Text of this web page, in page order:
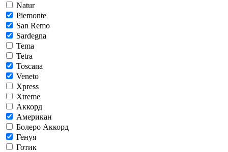
Natur
Piemonte
San Remo
Sardegna
Tema
Tetra
Toscana
Veneto
Xpress
Xtreme
Аккорд
Американ
Болеро Аккорд
Генуя
Готик